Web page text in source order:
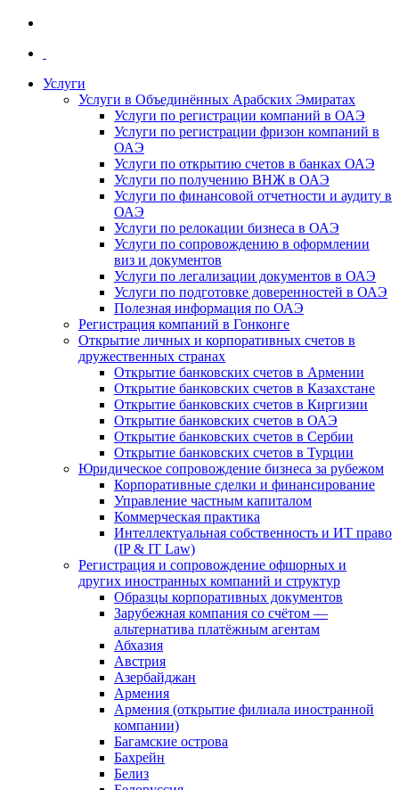
Услуги
Услуги в Объединённых Арабских Эмиратах
Услуги по регистрации компаний в ОАЭ
Услуги по регистрации фризон компаний в
ОАЭ
Услуги по открытию счетов в банках ОАЭ
Услуги по получению ВНЖ в ОАЭ
Услуги по финансовой отчетности и аудиту в
ОАЭ
Услуги по релокации бизнеса в ОАЭ
Услуги по сопровождению в оформлении
виз и документов
Услуги по легализации документов в ОАЭ
Услуги по подготовке доверенностей в ОАЭ
Полезная информация по ОАЭ
Регистрация компаний в Гонконге
Открытие личных и корпоративных счетов в
дружественных странах
Открытие банковских счетов в Армении
Открытие банковских счетов в Казахстане
Открытие банковских счетов в Киргизии
Открытие банковских счетов в ОАЭ
Открытие банковских счетов в Сербии
Открытие банковских счетов в Турции
Юридическое сопровождение бизнеса за рубежом
Корпоративные сделки и финансирование
Управление частным капиталом
Коммерческая практика
Интеллектуальная собственность и ИТ право
(IP & IT Law)
Регистрация и сопровождение офшорных и
других иностранных компаний и структур
Образцы корпоративных документов
Зарубежная компания со счётом —
альтернатива платёжным агентам
Абхазия
Австрия
Азербайджан
Армения
Армения (открытие филиала иностранной
компании)
Багамские острова
Бахрейн
Белиз